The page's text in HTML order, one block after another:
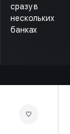
сразу в
нескольких
банках